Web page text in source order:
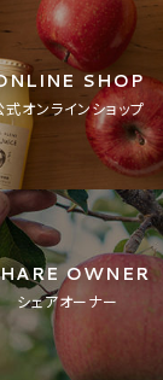
SHOP
式オンラインショップ
OWNER
シェアオーナー